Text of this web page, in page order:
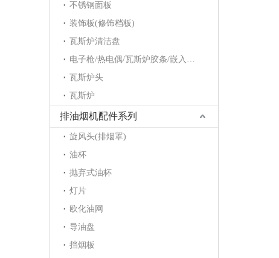
不锈钢面板
装饰板(修饰档板)
瓦斯炉清洁盘
电子枪/热电偶/瓦斯炉胶条/嵌入炉护角/点火针/电磁阀
瓦斯炉头
瓦斯炉
排油烟机配件系列
旋风头(排烟罩)
油杯
抛弃式油杯
灯片
欧化油网
导油盘
挡烟板